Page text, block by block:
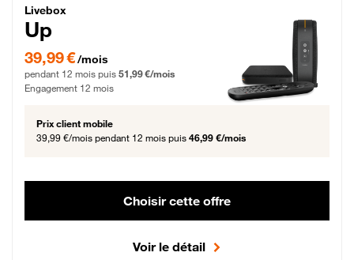
Livebox Up Fibre
Livebox
Up
39,99 € par mois pendant 12 mois puis 51,99 € par mois, Engagement 12 mois
39,99 €/mois
pendant 12 mois puis 51,99 €/mois
Engagement 12 mois
Prix client mobile
39,99 €/mois pendant 12 mois puis 46,99 €/mois
Choisir cette offre
Voir le détail